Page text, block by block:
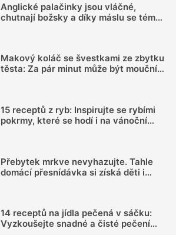
Anglické palačinky jsou vláčné,
chutnají božsky a díky máslu se téměř
Makový koláč se švestkami ze zbytku
těsta: Za pár minut může být moučník
15 receptů z ryb: Inspirujte se rybími
pokrmy, které se hodí i na vánoční
Přebytek mrkve nevyhazujte. Tahle
domácí přesnídávka si získá děti i
14 receptů na jídla pečená v sáčku:
Vyzkoušejte snadné a čisté pečení